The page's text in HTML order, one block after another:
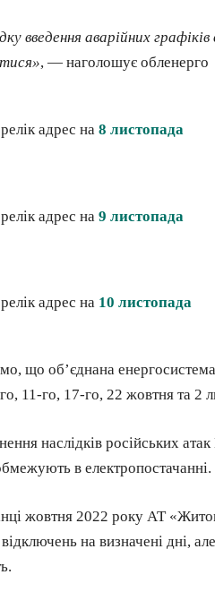
введення аварійних
, — наголошує обленерго
адрес на 8 листопада
адрес на 9 листопада
адрес на 10 листопада
що об’єднана
11-го, 17-го, 22 жовтня та 2
наслідків російських
в електропостачанні.
жовтня 2022 року АТ
відключень на визначені дні,